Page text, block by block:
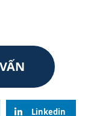
Linkedin